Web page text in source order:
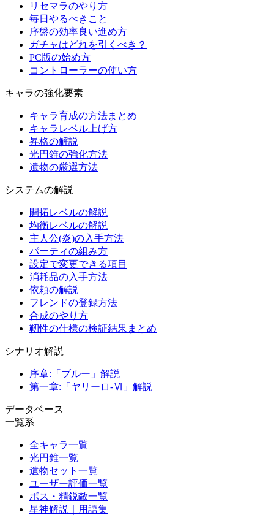
リセマラのやり方
毎日やるべきこと
序盤の効率良い進め方
ガチャはどれを引くべき？
PC版の始め方
コントローラーの使い方
キャラの強化要素
キャラ育成の方法まとめ
キャラレベル上げ方
昇格の解説
光円錐の強化方法
遺物の厳選方法
システムの解説
開拓レベルの解説
均衡レベルの解説
主人公(炎)の入手方法
パーティの組み方
設定で変更できる項目
消耗品の入手方法
依頼の解説
フレンドの登録方法
合成のやり方
靭性の仕様の検証結果まとめ
シナリオ解説
序章:「ブルー」解説
第一章:「ヤリーロ-Ⅵ」解説
データベース
一覧系
全キャラ一覧
光円錐一覧
遺物セット一覧
ユーザー評価一覧
ボス・精鋭敵一覧
星神解説｜用語集